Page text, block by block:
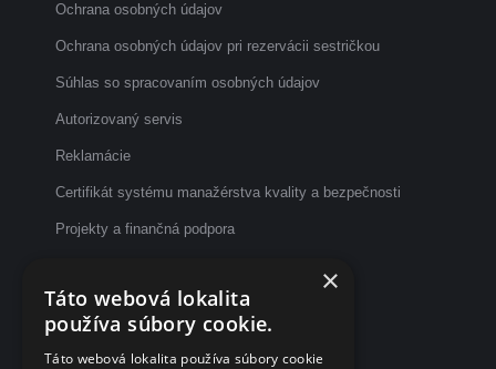
Ochrana osobných údajov
Ochrana osobných údajov pri rezervácii sestričkou
Súhlas so spracovaním osobných údajov
Autorizovaný servis
Reklamácie
Certifikát systému manažérstva kvality a bezpečnosti
Projekty a finančná podpora
Dotazník spokojnosti po vyšetrení
Fakturačné údaje
×
Táto webová lokalita
používa súbory cookie.
Táto webová lokalita používa súbory cookie